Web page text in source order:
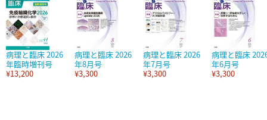
病理と臨床 2026
年臨時増刊号
¥13,200
病理と臨床 2026
年8月号
¥3,300
病理と臨床 2026
年7月号
¥3,300
病理と臨床
年6月号
¥3,300